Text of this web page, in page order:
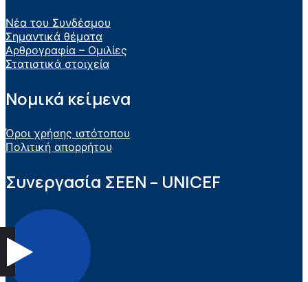
Νέα του Συνδέσμου
Σημαντικά θέματα
Αρθρογραφία – Ομιλίες
Στατιστικά στοιχεία
Νομικά κείμενα
Όροι χρήσης ιστότοπου
Πολιτική απορρήτου
Συνεργασία ΣEEN – UNICEF